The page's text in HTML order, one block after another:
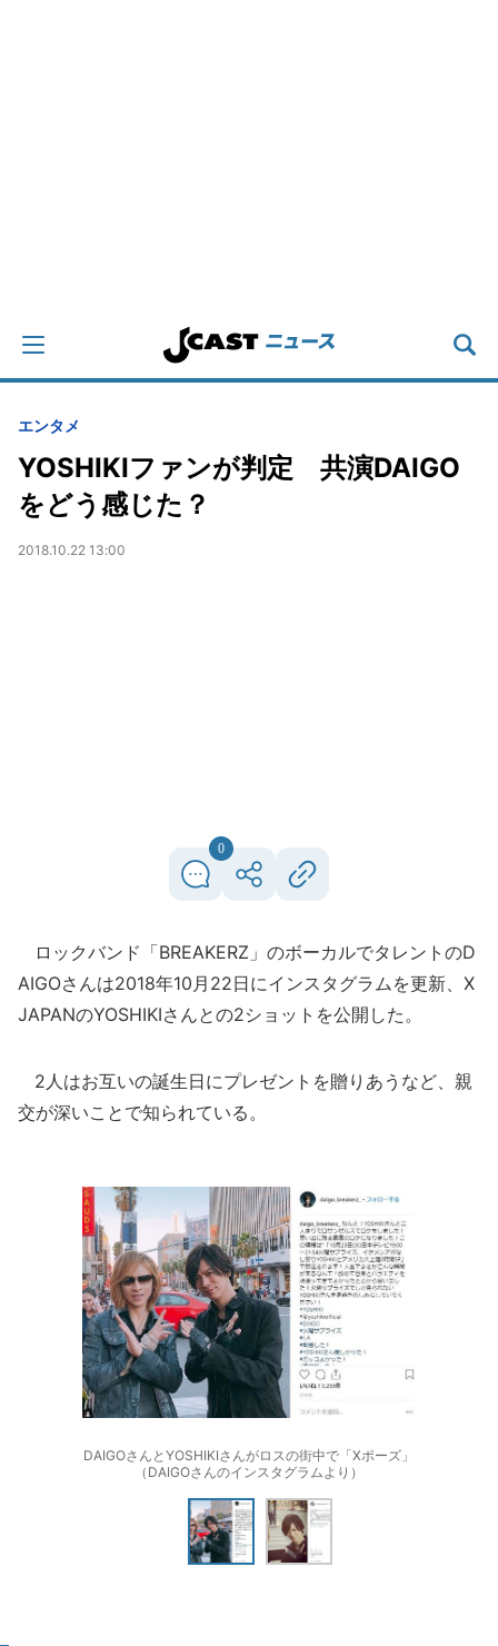
エンタメ
YOSHIKIファンが判定 共演DAIGO
をどう感じた？
2018.10.22 13:00
0
ロックバンド「BREAKERZ」のボーカルでタレントのD
AIGOさんは2018年10月22日にインスタグラムを更新、X
JAPANのYOSHIKIさんとの2ショットを公開した。
2人はお互いの誕生日にプレゼントを贈りあうなど、親
交が深いことで知られている。
DAIGOさんとYOSHIKIさんがロスの街中で「Xポーズ」
（DAIGOさんのインスタグラムより）